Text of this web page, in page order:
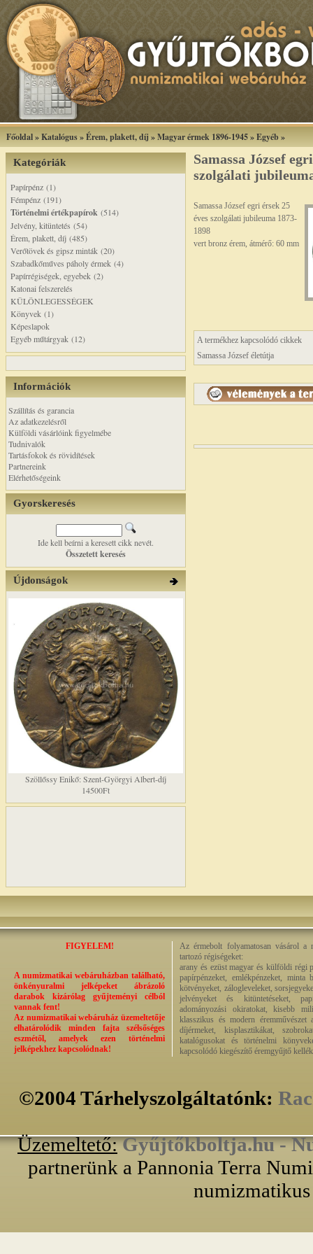
Főoldal»Katalógus»Érem, plakett, díj »Magyar érmek 1896-1945»Egyéb»
Kategóriák
Papírpénz (1)
Fémpénz (191)
Történelmi értékpapírok (514)
Jelvény, kitüntetés (54)
Érem, plakett, díj (485)
Verőtövek és gipsz minták (20)
Szabadkőműves páholy érmek (4)
Papírrégiségek, egyebek (2)
Katonai felszerelés
KÜLÖNLEGESSÉGEK
Könyvek (1)
Képeslapok
Egyéb műtárgyak (12)
Információk
Szállítás és garancia
Az adatkezelésről
Külföldi vásárlóink figyelmébe
Tudnivalók
Tartásfokok és rövidítések
Partnereink
Elérhetőségeink
Gyorskeresés
Ide kell beírni a keresett cikk nevét.
Összetett keresés
Újdonságok
Szöllőssy Enikő: Szent-Györgyi Albert-díj
14500Ft
Samassa József
szolgálati
Samassa József egri érsek 25
éves szolgálati jubileuma 1873-
1898
vert bronz érem, átmérő: 60 mm
A termékhez kapcsolódó cikkek
Samassa József életútja
FIGYELEM!
A numizmatikai webáruházban található,
önkényuralmi jelképeket ábrázoló
darabok kizárólag gyűjteményi célból
vannak fent!
Az numizmatikai webáruház üzemeltetője
elhatárolódik minden fajta szélsőséges
eszmétől, amelyek ezen történelmi
jelképekhez kapcsolódnak!
Az érmebolt folyamatosan vásárol a
tartozó régiségeket:
arany és ezüst magyar és külföldi régi
papírpénzeket, emlékpénzeket, minta
kötvényeket, zálogleveleket,
jelvényeket és kitüntetéseket,
adományozási okiratokat, kisebb
klasszikus és modern éremművészet
díjérmeket, kisplasztikákat,
katalógusokat és történelmi
kapcsolódó kiegészítő éremgyűjtő
©2004 Tárhelyszolgáltatónk:
Üzemeltető: Gyűjtőkboltja.hu -
partnerünk a Pannonia Terra
numizmatikus